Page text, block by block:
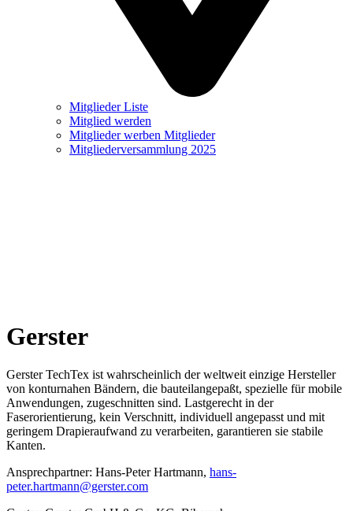
Mitglieder Liste
Mitglied werden
Mitglieder werben Mitglieder
Mitgliederversammlung 2025
Gerster
Gerster TechTex ist wahrscheinlich der weltweit einzige Hersteller
von konturnahen Bändern, die bauteilangepaßt, spezielle für mobile
Anwendungen, zugeschnitten sind. Lastgerecht in der
Faserorientierung, kein Verschnitt, individuell angepasst und mit
geringem Drapieraufwand zu verarbeiten, garantieren sie stabile
Kanten.
Ansprechpartner: Hans-Peter Hartmann, hans-
peter.hartmann@gerster.com